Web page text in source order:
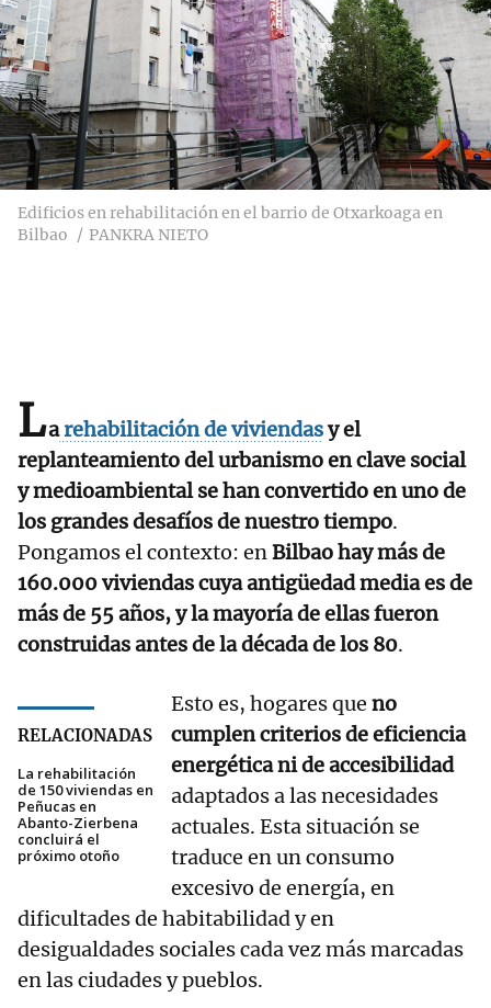
Edificios en rehabilitación en el barrio de Otxarkoaga en
Bilbao
PANKRA NIETO
Larehabilitación de viviendasy el
replanteamiento del urbanismo en clave social
y medioambiental se han convertido en uno de
los grandes desafíos de nuestro tiempo.
Pongamos el contexto: enBilbao hay más de
160.000 viviendas cuya antigüedad media es de
más de 55 años, y la mayoría de ellas fueron
construidas antes de la década de los 80.
RELACIONADAS
La rehabilitación
de 150 viviendas en
Peñucas en
Abanto-Zierbena
concluirá el
próximo otoño
Esto es, hogares que no
cumplen criterios de eficiencia
energética ni de accesibilidad
adaptados a las necesidades
actuales. Esta situación se
traduce en un consumo
excesivo de energía, en
dificultades de habitabilidad y en
desigualdades sociales cada vez más marcadas
en las ciudades y pueblos.